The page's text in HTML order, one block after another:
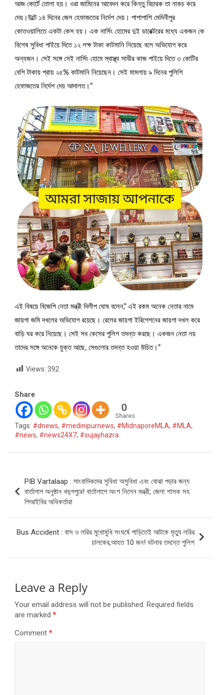
আজ কোর্টে তোলা হয়। ওরা জামিনের আবেদন করে কিন্তু বিচারক তা নাকচ করে
দেয়।উল্টে ১৪ দিনের জেল হেফাজতের নির্দেশ দেয়। পাশাপাশি মেদিনীপুর
কোতওয়ালিতে একটা কেস হয়। এক নার্সিং হোমের দুই ডারেক্টরের মধ্যে একজন কে
বিশেষ সুবিধা পাইয়ে দিতে ১২ লক্ষ টাকা কাটমানি নিয়েছে বলে অভিযোগ করে
অন্যজন। সেই সঙ্গে সেই নার্সিং হোমে স্বাস্থ্য সাথীর কাজ পাইয়ে দিতে ৩ কোটির
বেশি টাকায় প্রায় ২৫% কাটমানি নিয়েছেন। সেই মামলায় ৯ দিনের পুলিশি
হেফাজতের নির্দেশ দেয় আদালত।”
এই বিষয়ে বিজেপি নেতা মন্ত্রী দিলীপ ঘোষ বলেন,” এই রকম অনেক নেতার নামে
জায়গা জমি দখলের অভিযোগ রয়েছে। রেলের জায়গা ইরিগেশনের জায়গা দখল করে
বাড়ি ঘর করে নিয়েছে। সেই সব কেসের পুলিশ তদন্ত করছে। একজন নেতা নয়
তাদের সঙ্গে অনেকে যুক্ত আছে, সেগুলোর তদন্ত হওয়া উচিত।”
Views: 392
Share
0
Shares
Tags: #dnews, #medinipurnews, #MidnaporeMLA, #MLA,
#news, #news24X7, #sujayhazra
Post
navigation
PIB Vartalaap : সাংবাদিকদের সুবিধা অসুবিধা এবং বোঝা পড়ার জন্য
বার্তালাপ অনুষ্ঠান খড়্গপুরে! বার্তালাপে অংশ নিলেন মন্ত্রী, জেলা শাসক সহ
পিআইবির অধিকর্তারা
Bus Accident : বাস ও লরির মুখোমুখি সংঘর্ষে গাড়িতেই আটকে মৃত্যু লরির
চালকের,আহত 10 জন! ঘটনার তদন্তে পুলিশ
Leave a Reply
Your email address will not be published. Required fields
are marked *
Comment *